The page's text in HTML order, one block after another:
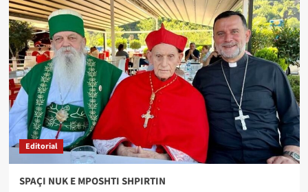
Editorial
SPAÇI NUK E MPOSHTI SHPIRTIN